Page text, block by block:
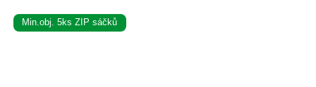
Min.obj. 5ks ZIP sáčků